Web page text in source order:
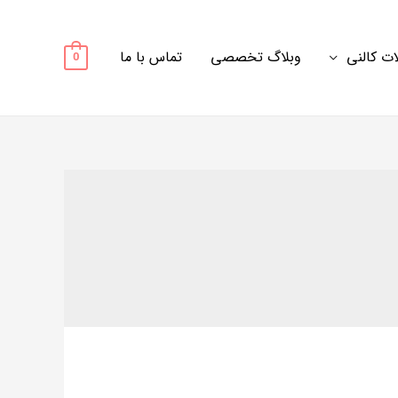
کالنی وبلاگ تخصصی تماس با ما 0